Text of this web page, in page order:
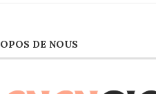
DE NOUS